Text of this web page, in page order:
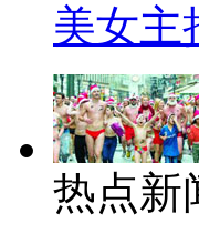
美女主
热点新